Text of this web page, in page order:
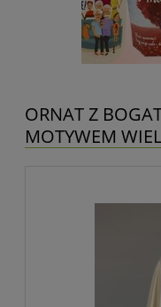
ORNAT Z
MOTYWEM